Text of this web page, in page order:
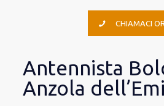
CHIAMACI
Antennista
Anzola